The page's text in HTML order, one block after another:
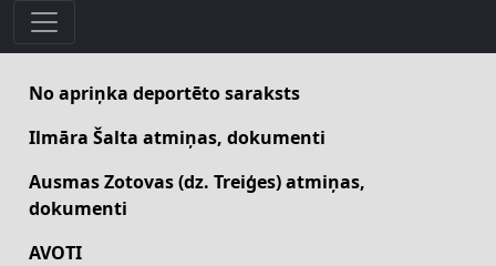
No apriņka deportēto saraksts
Ilmāra Šalta atmiņas, dokumenti
Ausmas Zotovas (dz. Treiģes) atmiņas,
dokumenti
AVOTI